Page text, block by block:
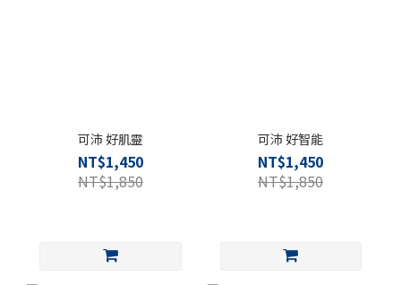
可沛 好肌靈
NT$1,450
NT$1,850
可沛 好智能
NT$1,450
NT$1,850